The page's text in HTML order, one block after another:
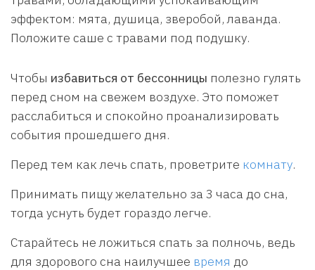
эффектом: мята, душица, зверобой, лаванда.
Положите саше с травами под подушку.
Чтобы избавиться от бессонницы полезно гулять
перед сном на свежем воздухе. Это поможет
расслабиться и спокойно проанализировать
события прошедшего дня.
Перед тем как лечь спать, проветрите комнату.
Принимать пищу желательно за 3 часа до сна,
тогда уснуть будет гораздо легче.
Старайтесь не ложиться спать за полночь, ведь
для здорового сна наилучшее время до